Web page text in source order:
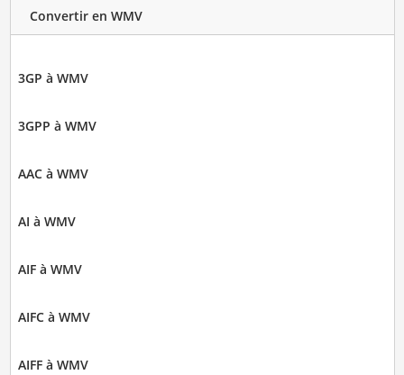
Convertir en WMV
3GP à WMV
3GPP à WMV
AAC à WMV
AI à WMV
AIF à WMV
AIFC à WMV
AIFF à WMV